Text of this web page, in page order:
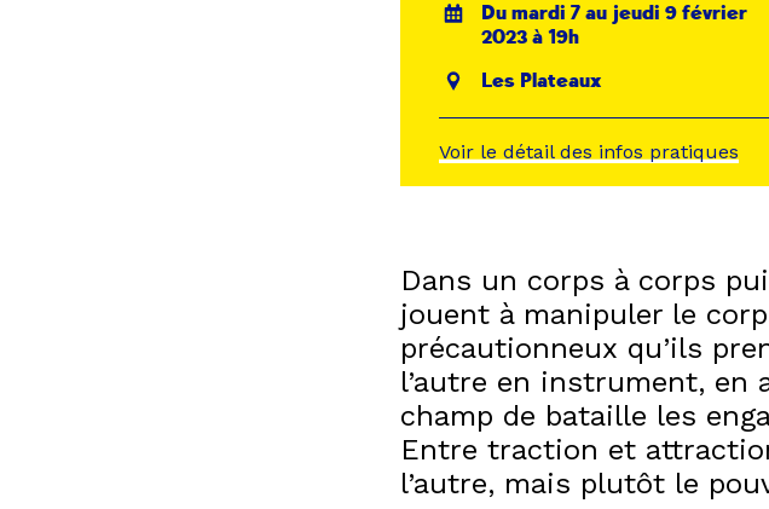
Du mardi 7 au jeudi 9 février
2023 à 19h
Les Plateaux
Voir le détail des infos pratiques
Dans un corps à corps
jouent à manipuler le
précautionneux qu’ils
l’autre en instrument, en
champ de bataille les
Entre traction et
l’autre, mais plutôt le